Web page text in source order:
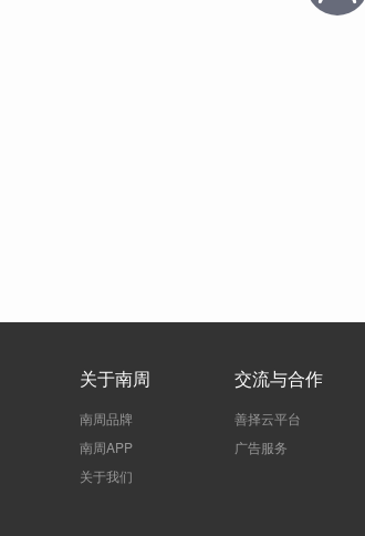
关于南周
南周品牌
南周APP
关于我们
交流与合作
善择云平台
广告服务